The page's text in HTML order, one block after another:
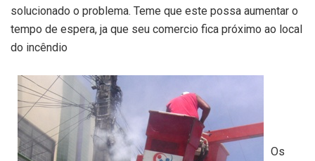
solucionado o problema. Teme que este possa aumentar o
tempo de espera, ja que seu comercio fica próximo ao local
do incêndio
Os